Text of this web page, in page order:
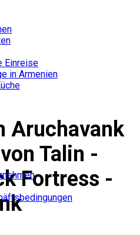
Einreise
in Armenien
Aruchavank
Talin -
Fortress -